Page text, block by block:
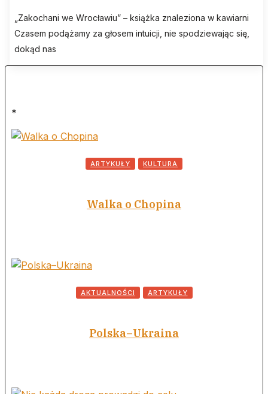
„Zakochani we Wrocławiu” – książka znaleziona w kawiarni
Czasem podążamy za głosem intuicji, nie spodziewając się,
dokąd nas
*
ARTYKUŁY KULTURA
Walka o Chopina
AKTUALNOŚCI ARTYKUŁY
Polska–Ukraina